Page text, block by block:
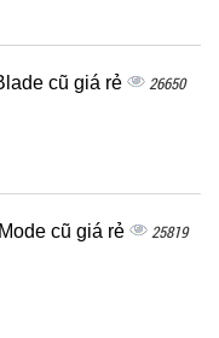
cũ giá rẻ 26650
cũ giá rẻ 25819